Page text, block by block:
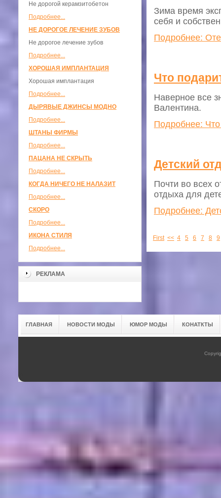
Не дорогой керамзитобетон
Подробнее...
НЕ ДОРОГОЕ ЛЕЧЕНИЕ ЗУБОВ
Не дорогое лечение зубов
Подробнее...
ХОРОШАЯ ИМПЛАНТАЦИЯ
Хорошая имплантация
Подробнее...
ДЫРЯВЫЕ ДЖИНСЫ МОДНО
Подробнее...
ШТАНЫ ФИРМЫ
Подробнее...
ПАЦАНА НЕ СКРЫТЬ
Подробнее...
КОГДА НИЧЕГО НЕ НАЛАЗИТ
Подробнее...
СКОРО
Подробнее...
ИКОНА СТИЛЯ
Подробнее...
РЕКЛАМА
Зима время
себя и
Подробнее:
Что
Наверное все
Валентина.
Подробнее:
Детский
Почти во всех
отдыха для
Подробнее:
First << 4 5 6 7 8 9
ГЛАВНАЯ НОВОСТИ МОДЫ ЮМОР МОДЫ КОНАТКТЫ